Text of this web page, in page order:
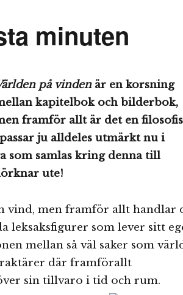
minuten
på vindenär en korsning
kapitelbok och bilderbok,
framför allt är det en
ju alldeles utmärkt nu i
som samlas kring denna till
ute!
vind, men framför allt handlar
leksaksfigurer som lever sitt
mellan så väl saker som
där framförallt
sin tillvaro i tid och rum.